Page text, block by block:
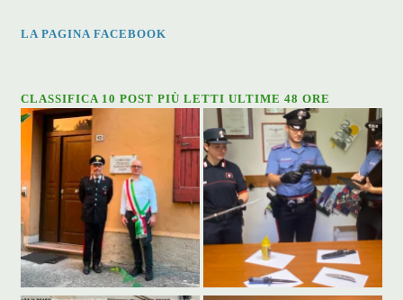
LA PAGINA FACEBOOK
CLASSIFICA 10 POST PIÙ LETTI ULTIME 48 ORE